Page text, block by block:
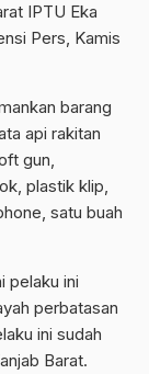
IPTU Eka
Pers, Kamis
barang
api rakitan
gun,
plastik klip,
satu buah
pelaku ini
perbatasan
ini sudah
Barat.